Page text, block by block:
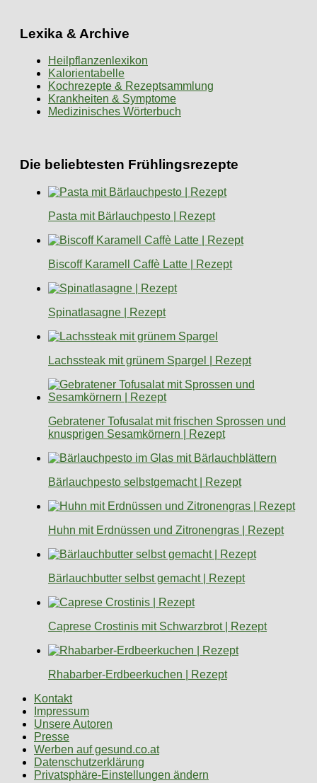
Lexika & Archive
Heilpflanzenlexikon
Kalorientabelle
Kochrezepte & Rezeptsammlung
Krankheiten & Symptome
Medizinisches Wörterbuch
Die beliebtesten Frühlingsrezepte
Pasta mit Bärlauchpesto | Rezept
Biscoff Karamell Caffè Latte | Rezept
Spinatlasagne | Rezept
Lachssteak mit grünem Spargel | Rezept
Gebratener Tofusalat mit frischen Sprossen und
knusprigen Sesamkörnern | Rezept
Bärlauchpesto selbstgemacht | Rezept
Huhn mit Erdnüssen und Zitronengras | Rezept
Bärlauchbutter selbst gemacht | Rezept
Caprese Crostinis mit Schwarzbrot | Rezept
Rhabarber-Erdbeerkuchen | Rezept
Kontakt
Impressum
Unsere Autoren
Presse
Werben auf gesund.co.at
Datenschutzerklärung
Privatsphäre-Einstellungen ändern